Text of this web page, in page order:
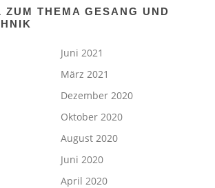
ZUM THEMA GESANG UND
Juni 2021
März 2021
Dezember 2020
Oktober 2020
August 2020
Juni 2020
April 2020